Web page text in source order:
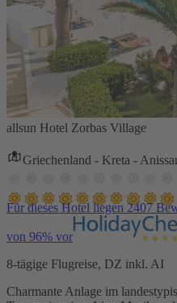
allsun Hotel Zorbas Village
Griechenland - Kreta -
Für dieses Hotel liegen 2407
von 96% vor
8-tägige Flugreise, DZ inkl. AI
Charmante Anlage im